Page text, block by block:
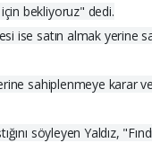
bekliyoruz" dedi.
satın almak yerine
sahiplenmeye karar
söyleyen Yaldız,